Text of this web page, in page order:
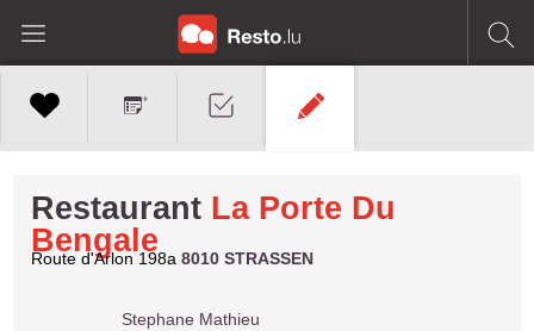
Restaurant La Porte Du
Bengale
Route d'Arlon 198a 8010 STRASSEN
Stephane Mathieu